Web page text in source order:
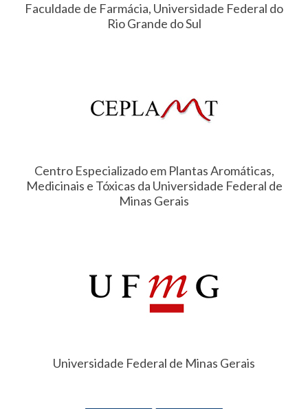
Faculdade de Farmácia, Universidade Federal do
Rio Grande do Sul
Centro Especializado em Plantas Aromáticas,
Medicinais e Tóxicas da Universidade Federal de
Minas Gerais
Universidade Federal de Minas Gerais